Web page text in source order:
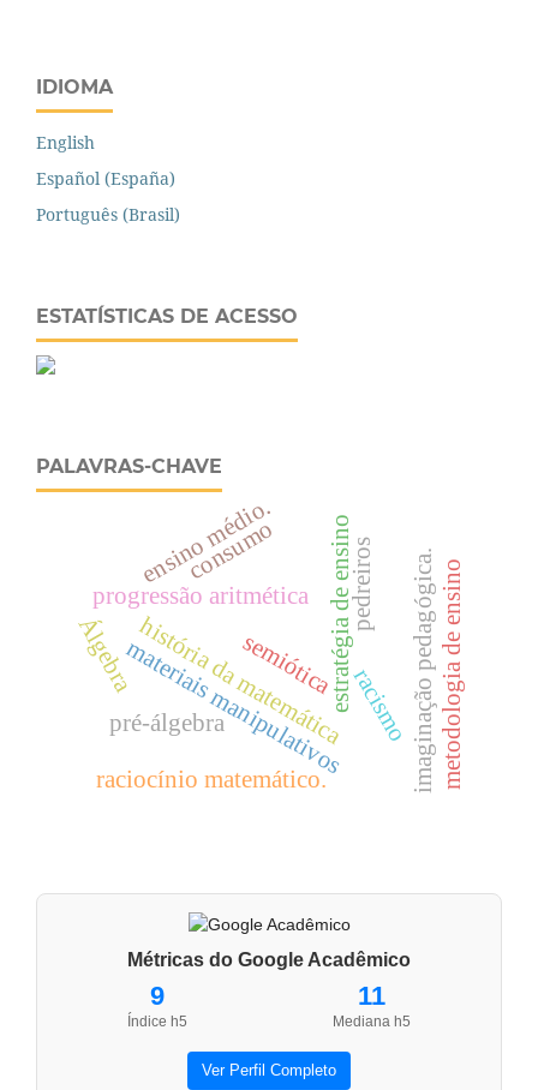
IDIOMA
English
Español (España)
Português (Brasil)
ESTATÍSTICAS DE ACESSO
PALAVRAS-CHAVE
estratégia de ensino
progressão aritmética
história da matemática
materiais manipulativosracismoimaginação pedagógica.
Álgebra
raciocínio matemático.
ensino médio.
pré-álgebra
semiótica
pedreiros metodologia de ensino
consumo
Métricas do Google Acadêmico
9
Índice h5
11
Mediana h5
Ver Perfil Completo